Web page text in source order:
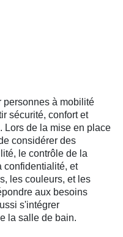
personnes à mobilité
sécurité, confort et
Lors de la mise en place
considérer des
le contrôle de la
confidentialité, et
les couleurs, et les
aux besoins
s'intégrer
la salle de bain.